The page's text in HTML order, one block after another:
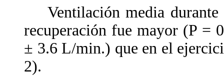
Ventilación media durante
recuperación fue mayor (P =
± 3.6 L/min.) que en el
2).